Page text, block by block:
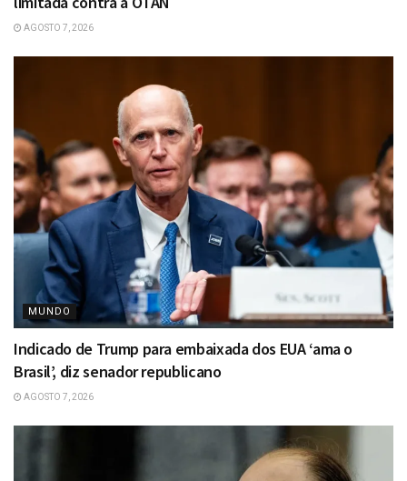
AGOSTO 7, 2026
MUNDO
Indicado de Trump para embaixada dos EUA ‘ama o
Brasil’, diz senador republicano
AGOSTO 7, 2026